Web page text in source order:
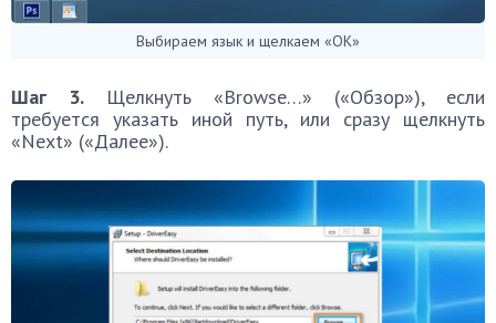
Выбираем язык и щелкаем «OK»
Шаг 3. Щелкнуть «Browse…» («Обзор»), если
требуется указать иной путь, или сразу щелкнуть
«Next» («Далее»).